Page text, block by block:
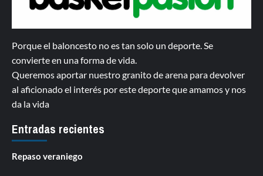
Porque el baloncesto no es tan solo un deporte. Se
convierte en una forma de vida.
Queremos aportar nuestro granito de arena para devolver
al aficionado el interés por este deporte que amamos y nos
da la vida
Entradas recientes
Repaso veraniego